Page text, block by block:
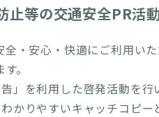
止等の交通安全PR活
・安心・快適にご利用い
。
」を利用した啓発活動を行
かりやすいキャッチコピ